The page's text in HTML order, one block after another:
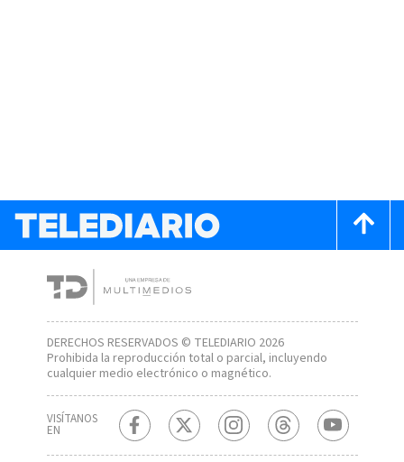
DERECHOS RESERVADOS © TELEDIARIO 2026
Prohibida la reproducción total o parcial, incluyendo
cualquier medio electrónico o magnético.
VISÍTANOS
EN